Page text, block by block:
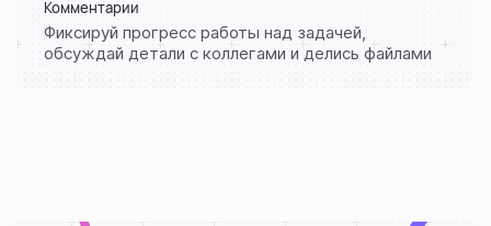
Цвета интерфейса
Расставь яркие акценты